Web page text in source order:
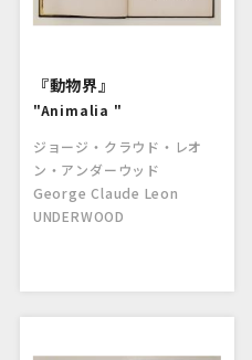
『動物界』
"Animalia "
ジョージ・クラウド・レオ
ン・アンダーウッド
George Claude Leon
UNDERWOOD